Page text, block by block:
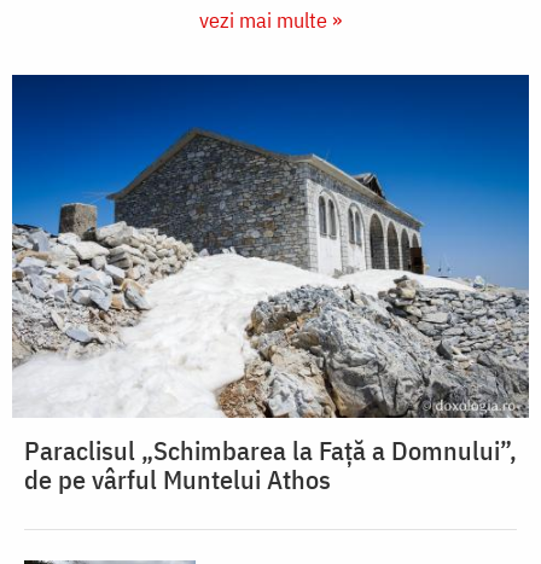
vezi mai multe »
Paraclisul „Schimbarea la Față a Domnului”,
de pe vârful Muntelui Athos